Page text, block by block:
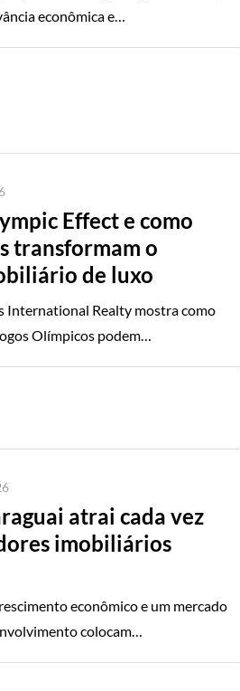
econômica e…
Effect e como
transformam o
de luxo
International Realty mostra como
Olímpicos podem…
atrai cada vez
imobiliários
econômico e um mercado
colocam…